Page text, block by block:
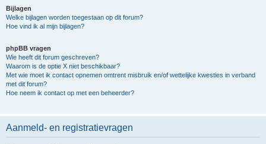
Bijlagen
Welke bijlagen worden toegestaan op dit forum?
Hoe vind ik al mijn bijlagen?
phpBB vragen
Wie heeft dit forum geschreven?
Waarom is de optie X niet beschikbaar?
Met wie moet ik contact opnemen omtrent misbruik en/of wettelijke kwesties in verband
met dit forum?
Hoe neem ik contact op met een beheerder?
Aanmeld- en registratievragen